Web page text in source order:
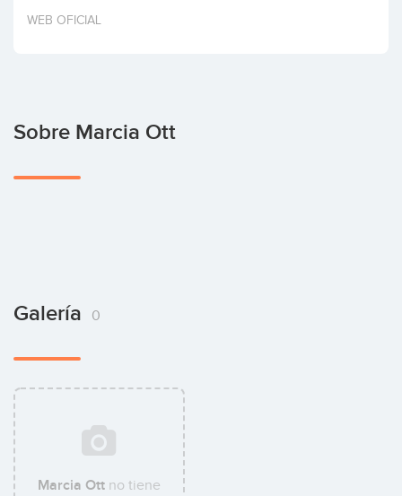
Invertir
WEB OFICIAL
Sobre Marcia Ott
Galería 0
Marcia Ott no tiene